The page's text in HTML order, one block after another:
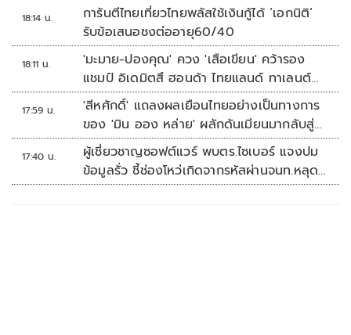
18:14 น.
การันตีไทยเที่ยวไทยพลัสใช้เงินกู้ได้ ‘เอกนิติ’
รับข้อเสนอชงต่ออายุ60/40
18:11 น.
'มะมาย-ปองคุณ' ควง 'เสือเขียน' คว้ารอง
แชมป์ อิเดมิตสึ ฮอนด้า ไทยแลนด์ ทาเลนต์
คัพ สนาม 3
17:59 น.
'สีหศักดิ์' แถลงผลเยือนไทยอย่างเป็นทางการ
ของ 'มิน ออง หล่าย' ผลักดันเมียนมากลับสู่
อาเซียน
17:40 น.
ผู้เชี่ยวชาญซอฟต์แวร์ พบตร.ไซเบอร์ แจงปม
ข้อมูลรั่ว ชี้ช่องโหว่เกิดจากรหัสผ่านจนท.หลุด
ไม่ใช่ถูกแฮกระบบ